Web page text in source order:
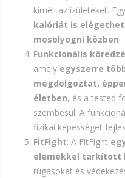
kíméli az ízületeket.
kalóriát is
mosolyogni közben!
Funkcionális
amely egyszerre
megdolgoztat,
életben, és a tested
szembesül. A
fizikai képességet
FitFight: A FitFight
elemekkel tarkított
rúgásokat és